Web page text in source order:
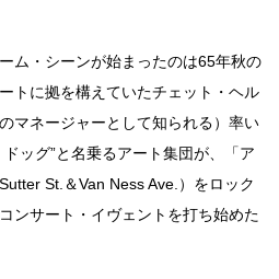
ム・シーンが始まったのは65年秋の
トに拠を構えていたチェット・ヘル
マネージャーとして知られる）率い
ッグ”と名乗るアート集団が、「ア
St.＆Van Ness Ave.）をロック
ンサート・イヴェントを打ち始めた